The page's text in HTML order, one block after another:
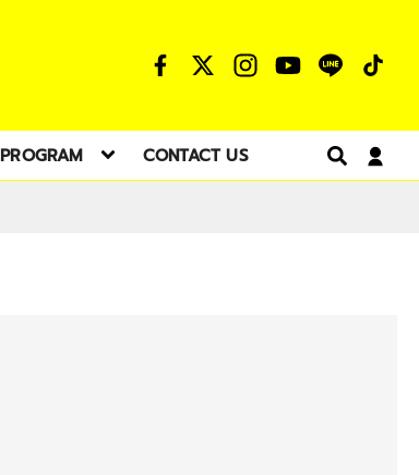
PROGRAM CONTACT US